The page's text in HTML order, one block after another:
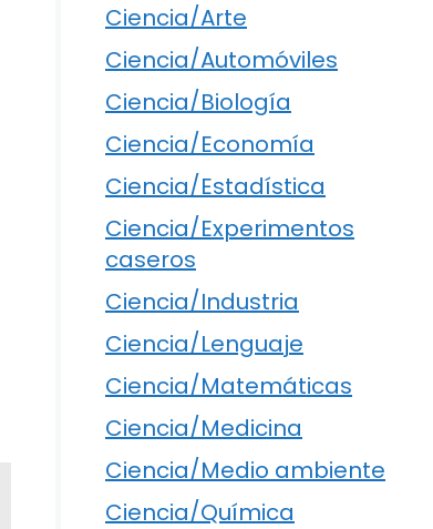
Ciencia/Arte
Ciencia/Automóviles
Ciencia/Biología
Ciencia/Economía
Ciencia/Estadística
Ciencia/Experimentos
caseros
Ciencia/Industria
Ciencia/Lenguaje
Ciencia/Matemáticas
Ciencia/Medicina
Ciencia/Medio ambiente
Ciencia/Química